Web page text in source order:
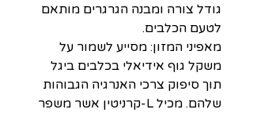
גודל צורה ומבנה הגרגרים מותאם
לטעם הכלבים.
מאפיני המזון: מסייע לשמור על
משקל גוף אידיאלי בכלבים ביגל
תוך סיפוק צרכי האנרגיה הגבוהות
שלהם. מכיל L-קרניטין אשר משפר